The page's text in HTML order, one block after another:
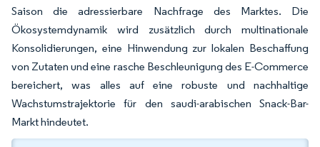
Saison die adressierbare Nachfrage des Marktes. Die
Ökosystemdynamik wird zusätzlich durch multinationale
Konsolidierungen, eine Hinwendung zur lokalen Beschaffung
von Zutaten und eine rasche Beschleunigung des E-Commerce
bereichert, was alles auf eine robuste und nachhaltige
Wachstumstrajektorie für den saudi-arabischen Snack-Bar-
Markt hindeutet.